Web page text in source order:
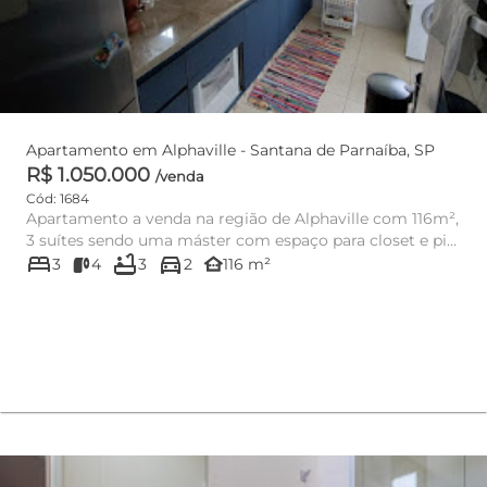
Apartamento em Alphaville - Santana de Parnaíba, SP
R$ 1.050.000 /venda
Cód: 1684
Apartamento a venda na região de Alphaville com 116m²,
3 suítes sendo uma máster com espaço para closet e pia
com duas ...
bed3 4 bathtub3 directions_car2 other_houses116 m²